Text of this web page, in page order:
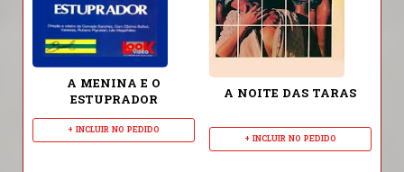
A MENINA E O
ESTUPRADOR
+ INCLUIR NO PEDIDO
A NOITE DAS TARAS
+ INCLUIR NO PEDIDO